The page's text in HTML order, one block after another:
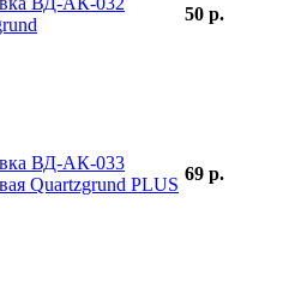
50 р.
ВД-АК-033
Quartzgrund PLUS
69 р.